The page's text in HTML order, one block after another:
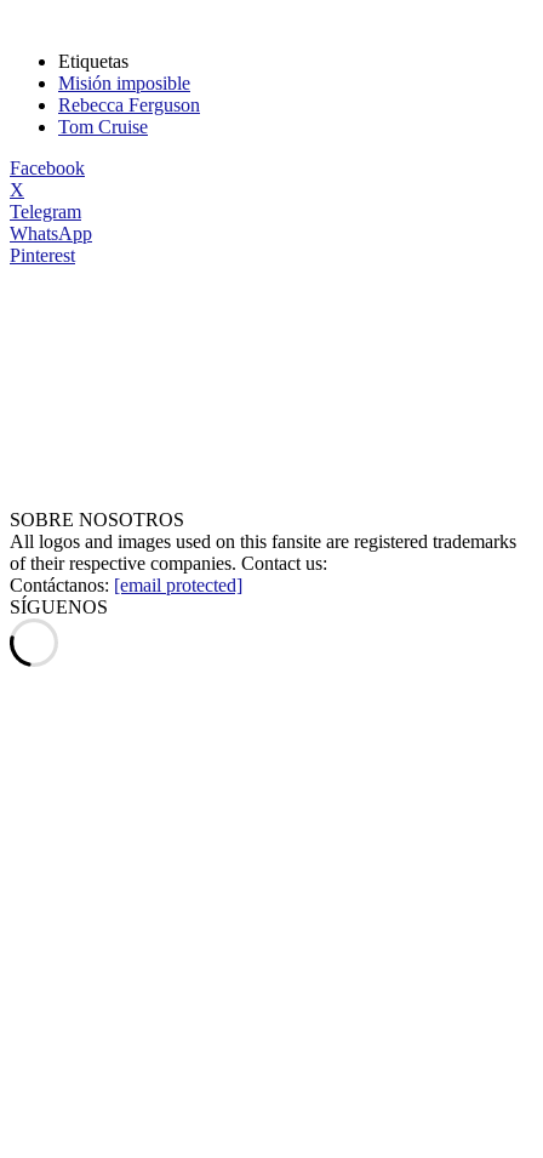
Etiquetas
Misión imposible
Rebecca Ferguson
Tom Cruise
Facebook
X
Telegram
WhatsApp
Pinterest
SOBRE NOSOTROS
All logos and images used on this fansite are registered trademarks
of their respective companies. Contact us:
Contáctanos: [email protected]
SÍGUENOS